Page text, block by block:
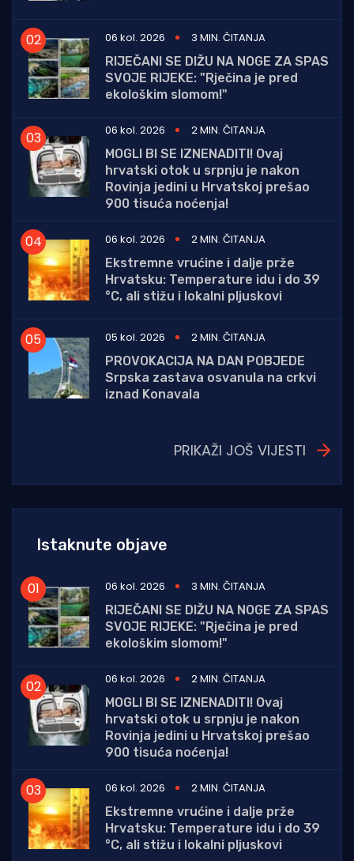
06 kol. 2026
3 MIN. ČITANJA
RIJEČANI SE DIŽU NA NOGE ZA SPAS
SVOJE RIJEKE: "Rječina je pred
ekološkim slomom!"
06 kol. 2026
2 MIN. ČITANJA
MOGLI BI SE IZNENADITI! Ovaj
hrvatski otok u srpnju je nakon
Rovinja jedini u Hrvatskoj prešao
900 tisuća noćenja!
06 kol. 2026
2 MIN. ČITANJA
Ekstremne vrućine i dalje prže
Hrvatsku: Temperature idu i do 39
°C, ali stižu i lokalni pljuskovi
05 kol. 2026
2 MIN. ČITANJA
PROVOKACIJA NA DAN POBJEDE
Srpska zastava osvanula na crkvi
iznad Konavala
PRIKAŽI JOŠ VIJESTI
Istaknute objave
06 kol. 2026
3 MIN. ČITANJA
RIJEČANI SE DIŽU NA NOGE ZA SPAS
SVOJE RIJEKE: "Rječina je pred
ekološkim slomom!"
06 kol. 2026
2 MIN. ČITANJA
MOGLI BI SE IZNENADITI! Ovaj
hrvatski otok u srpnju je nakon
Rovinja jedini u Hrvatskoj prešao
900 tisuća noćenja!
06 kol. 2026
2 MIN. ČITANJA
Ekstremne vrućine i dalje prže
Hrvatsku: Temperature idu i do 39
°C, ali stižu i lokalni pljuskovi